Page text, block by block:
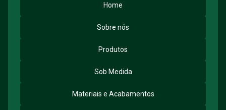
Home
Sobre nós
Produtos
Sob Medida
Materiais e Acabamentos